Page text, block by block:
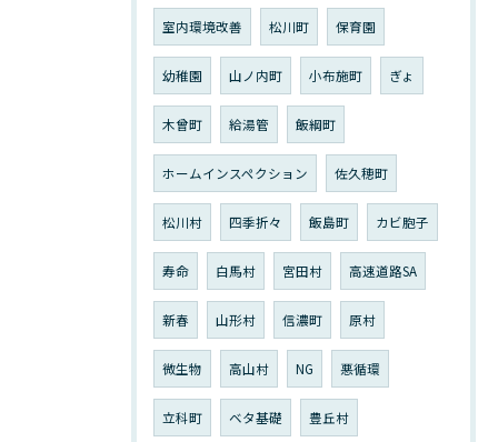
室内環境改善 松川町 保育園
幼稚園 山ノ内町 小布施町 ぎょ
木曾町 給湯管 飯綱町
ホームインスペクション 佐久穂町
松川村 四季折々 飯島町 カビ胞子
寿命 白馬村 宮田村 高速道路SA
新春 山形村 信濃町 原村
微生物 高山村 NG 悪循環
立科町 ベタ基礎 豊丘村